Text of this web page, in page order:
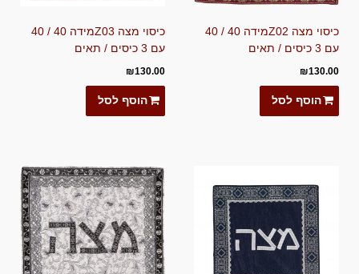
כיסוי מצה Z02מידה 40 / 40
עם 3 כיסים / תאים
₪130.00
הוסף לסל
כיסוי מצה Z03מידה 40 / 40
עם 3 כיסים / תאים
₪130.00
הוסף לסל